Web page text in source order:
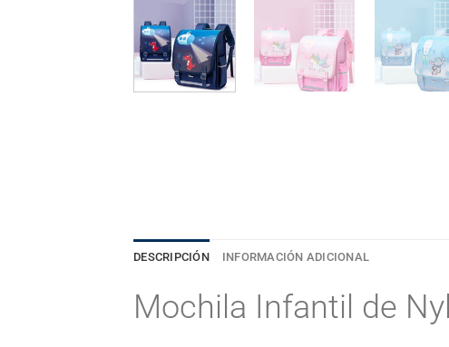
DESCRIPCIÓN INFORMACIÓN ADICIONAL
Mochila Infantil de